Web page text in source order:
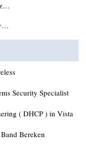
Security Specialist
( DHCP ) in Vista
Bereken